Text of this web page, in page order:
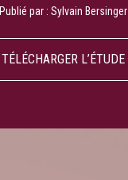
Publié par : Sylvain Bersinger
TÉLÉCHARGER L’ÉTUDE